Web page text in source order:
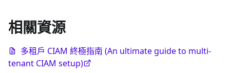
相關資源
多租戶 CIAM 終極指南 (An ultimate guide to multi-
tenant CIAM setup)